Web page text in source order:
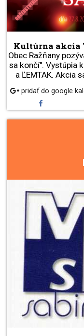
Kultúrna akcia
Obec Ražňany
sa končí". Vystúpia
a ĽEMTAK. Akcia
pridať do google